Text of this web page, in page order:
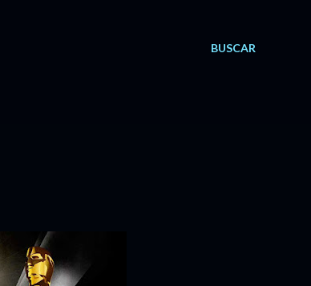
BUSCAR